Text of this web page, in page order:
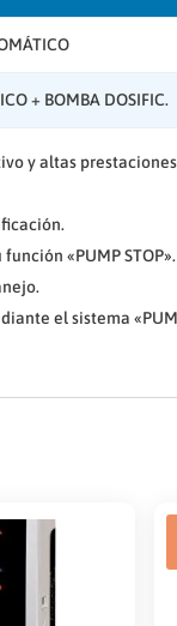
+ BOMBA DOSIFIC.
y altas
«PUMP STOP».
el sistema